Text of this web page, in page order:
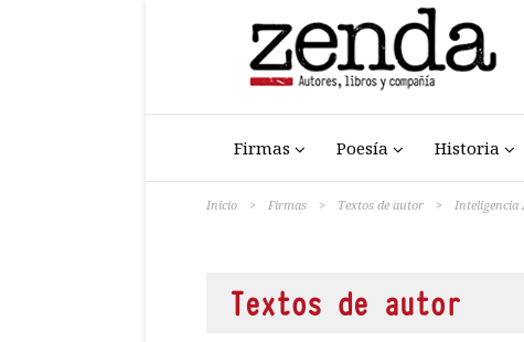
Firmas Poesía Historia
Inicio > Firmas > Textos de autor > Inteligencia
Textos de autor